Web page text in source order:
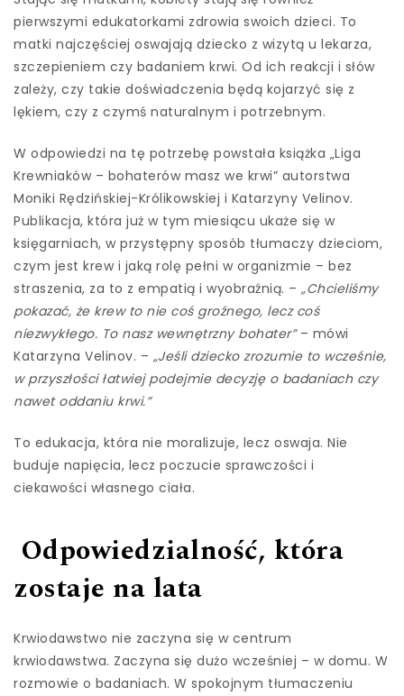
pierwszymi edukatorkami zdrowia swoich dzieci. To
matki najczęściej oswajają dziecko z wizytą u lekarza,
szczepieniem czy badaniem krwi. Od ich reakcji i słów
zależy, czy takie doświadczenia będą kojarzyć się z
lękiem, czy z czymś naturalnym i potrzebnym.
W odpowiedzi na tę potrzebę powstała książka „Liga
Krewniaków – bohaterów masz we krwi” autorstwa
Moniki Rędzińskiej-Królikowskiej i Katarzyny Velinov.
Publikacja, która już w tym miesiącu ukaże się w
księgarniach, w przystępny sposób tłumaczy dzieciom,
czym jest krew i jaką rolę pełni w organizmie – bez
straszenia, za to z empatią i wyobraźnią. – „Chcieliśmy
pokazać, że krew to nie coś groźnego, lecz coś
niezwykłego. To nasz wewnętrzny bohater”– mówi
Katarzyna Velinov. – „Jeśli dziecko zrozumie to wcześnie,
w przyszłości łatwiej podejmie decyzję o badaniach czy
nawet oddaniu krwi.”
To edukacja, która nie moralizuje, lecz oswaja. Nie
buduje napięcia, lecz poczucie sprawczości i
ciekawości własnego ciała.
Odpowiedzialność, która
zostaje na lata
Krwiodawstwo nie zaczyna się w centrum
krwiodawstwa. Zaczyna się dużo wcześniej – w domu. W
rozmowie o badaniach. W spokojnym tłumaczeniu